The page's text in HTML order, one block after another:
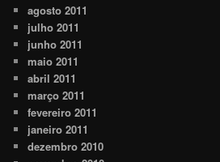
agosto 2011
julho 2011
junho 2011
maio 2011
abril 2011
março 2011
fevereiro 2011
janeiro 2011
dezembro 2010